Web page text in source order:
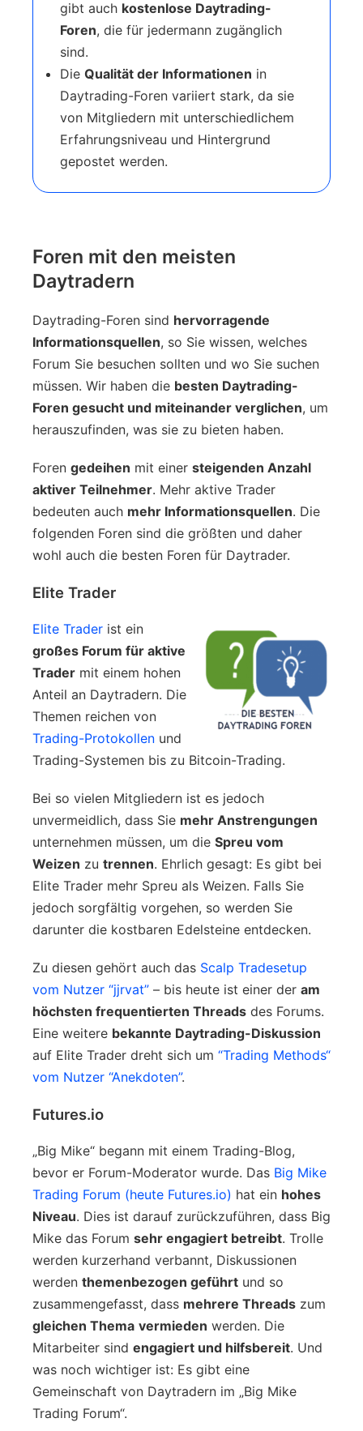
gibt auch kostenlose Daytrading-
Foren, die für jedermann zugänglich
sind.
Die Qualität der Informationen in
Daytrading-Foren variiert stark, da sie
von Mitgliedern mit unterschiedlichem
Erfahrungsniveau und Hintergrund
gepostet werden.
Foren mit den meisten
Daytradern
Daytrading-Foren sind hervorragende
Informationsquellen, so Sie wissen, welches
Forum Sie besuchen sollten und wo Sie suchen
müssen. Wir haben die besten Daytrading-
Foren gesucht und miteinander verglichen, um
herauszufinden, was sie zu bieten haben.
Foren gedeihen mit einer steigenden Anzahl
aktiver Teilnehmer. Mehr aktive Trader
bedeuten auch mehr Informationsquellen. Die
folgenden Foren sind die größten und daher
wohl auch die besten Foren für Daytrader.
Elite Trader
Elite Trader ist ein
großes Forum für aktive
Trader mit einem hohen
Anteil an Daytradern. Die
Themen reichen von
Trading-Protokollen und
Trading-Systemen bis zu Bitcoin-Trading.
Bei so vielen Mitgliedern ist es jedoch
unvermeidlich, dass Sie mehr Anstrengungen
unternehmen müssen, um die Spreu vom
Weizen zu trennen. Ehrlich gesagt: Es gibt bei
Elite Trader mehr Spreu als Weizen. Falls Sie
jedoch sorgfältig vorgehen, so werden Sie
darunter die kostbaren Edelsteine entdecken.
Zu diesen gehört auch das Scalp Tradesetup
vom Nutzer “jjrvat” – bis heute ist einer der am
höchsten frequentierten Threads des Forums.
Eine weitere bekannte Daytrading-Diskussion
auf Elite Trader dreht sich um “Trading Methods“
vom Nutzer “Anekdoten”.
Futures.io
„Big Mike“ begann mit einem Trading-Blog,
bevor er Forum-Moderator wurde. Das Big Mike
Trading Forum (heute Futures.io) hat ein hohes
Niveau. Dies ist darauf zurückzuführen, dass Big
Mike das Forum sehr engagiert betreibt. Trolle
werden kurzerhand verbannt, Diskussionen
werden themenbezogen geführt und so
zusammengefasst, dass mehrere Threads zum
gleichen Thema vermieden werden. Die
Mitarbeiter sind engagiert und hilfsbereit. Und
was noch wichtiger ist: Es gibt eine
Gemeinschaft von Daytradern im „Big Mike
Trading Forum“.